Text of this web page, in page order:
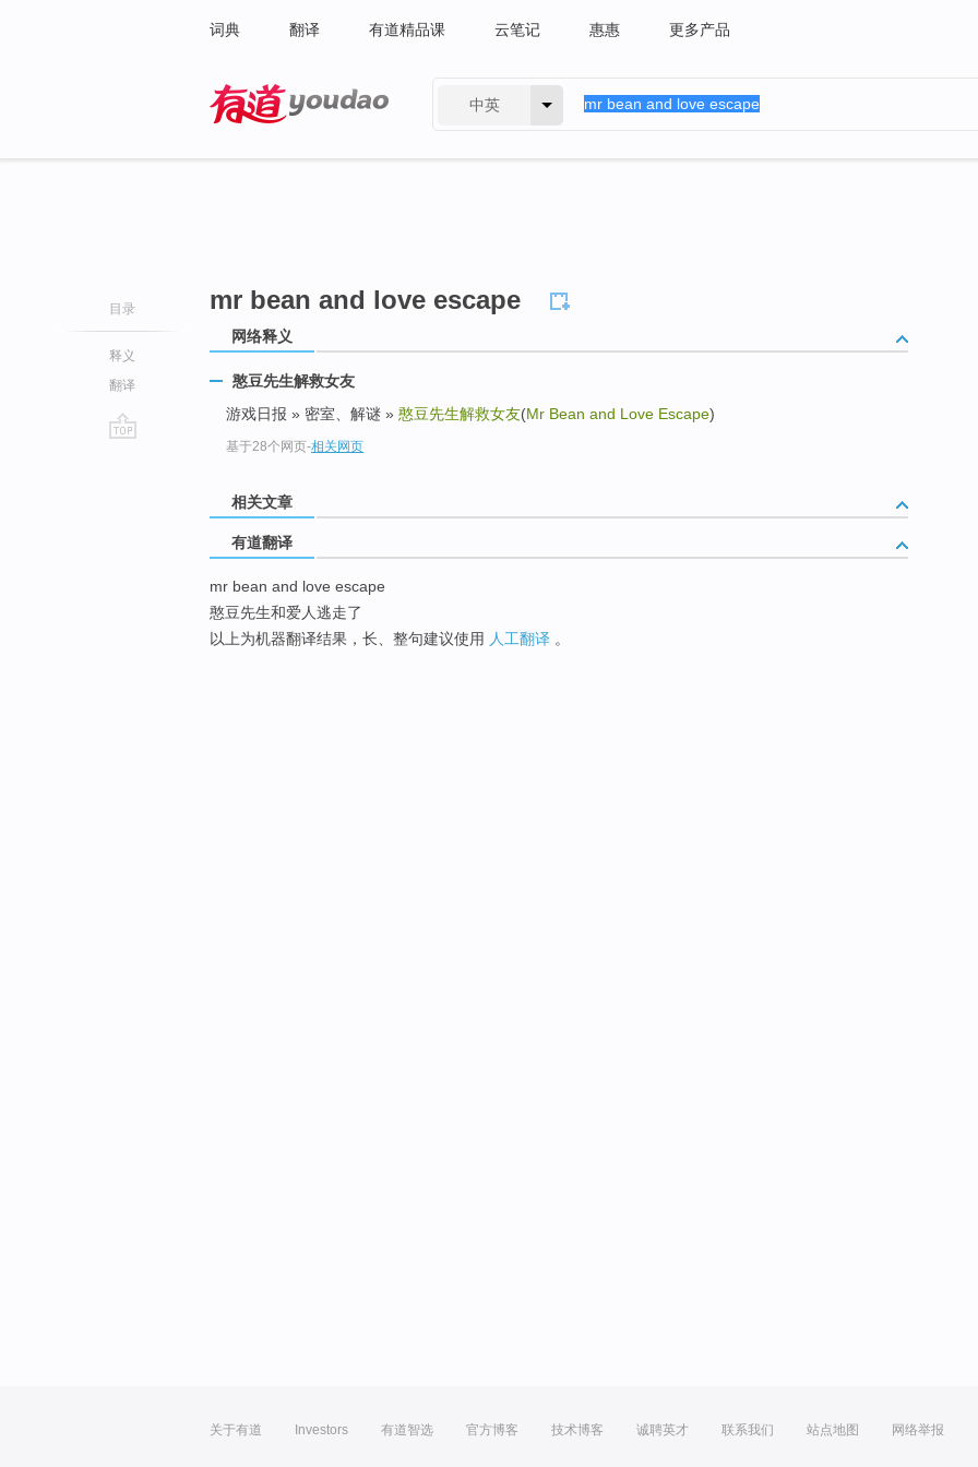
词典 翻译 有道精品课 云笔记 惠惠 更多产品
中英
目录
释义
翻译
mr bean and love escape
网络释义
憨豆先生解救女友
游戏日报 » 密室、解谜 » 憨豆先生解救女友(Mr Bean and Love Escape)
基于28个网页-相关网页
相关文章
有道翻译
mr bean and love escape
憨豆先生和爱人逃走了
以上为机器翻译结果，长、整句建议使用 人工翻译 。
关于有道 Investors 有道智选 官方博客 技术博客 诚聘英才 联系我们 站点地图 网络举报